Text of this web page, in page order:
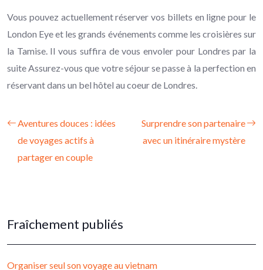
Vous pouvez actuellement réserver vos billets en ligne pour le
London Eye et les grands événements comme les croisières sur
la Tamise. Il vous suffira de vous envoler pour Londres par la
suite Assurez-vous que votre séjour se passe à la perfection en
réservant dans un bel hôtel au coeur de Londres.
Aventures douces : idées
de voyages actifs à
partager en couple
Surprendre son partenaire
avec un itinéraire mystère
Fraîchement publiés
Organiser seul son voyage au vietnam